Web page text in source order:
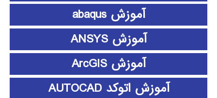
آموزش abaqus
آموزش ANSYS
آموزش ArcGIS
آموزش اتوکد AUTOCAD